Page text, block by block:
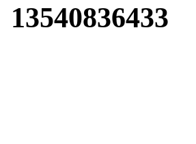
13540836433